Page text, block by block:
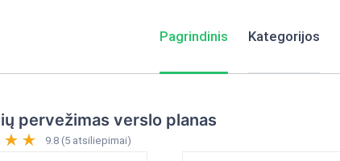
Pagrindinis Kategorijos
pervežimas verslo planas
9.8 (5 atsiliepimai)